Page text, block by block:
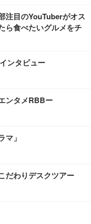
注目のYouTuberがオス
ら食べたいグルメをチ
ンタビュー
ンタメRBBー
」
だわりデスクツアー